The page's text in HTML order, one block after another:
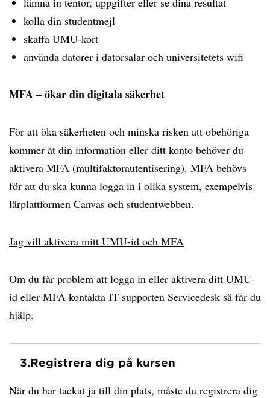
kolla din studentmejl
skaffa UMU-kort
använda datorer i datorsalar och universitetets wifi
MFA – ökar din digitala säkerhet
För att öka säkerheten och minska risken att obehöriga
kommer åt din information eller ditt konto behöver du
aktivera MFA (multifaktorautentisering). MFA behövs
för att du ska kunna logga in i olika system, exempelvis
lärplattformen Canvas och studentwebben.
Jag vill aktivera mitt UMU-id och MFA
Om du får problem att logga in eller aktivera ditt UMU-
id eller MFA kontakta IT-supporten Servicedesk så får du
hjälp.
3.Registrera dig på kursen
När du har tackat ja till din plats, måste du registrera dig